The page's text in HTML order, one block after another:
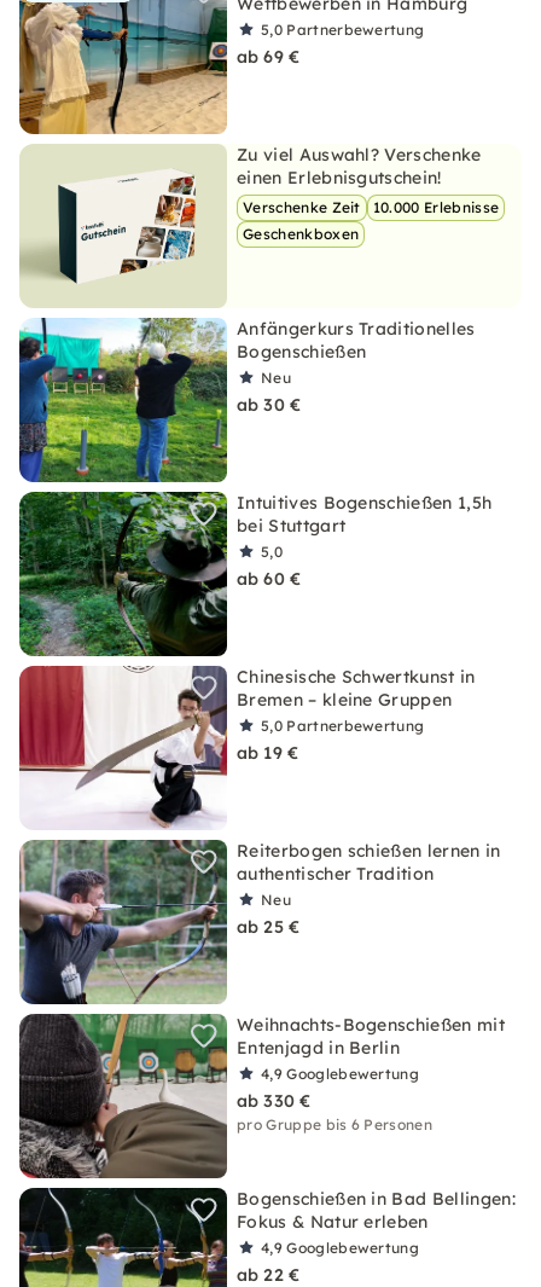
5,0 Partnerbewertung
ab 69 €
Zu viel Auswahl? Verschenke
einen Erlebnisgutschein!
Verschenke Zeit
10.000 Erlebnisse
Geschenkboxen
Anfängerkurs Traditionelles
Bogenschießen
Neu
ab 30 €
Intuitives Bogenschießen 1,5h
bei Stuttgart
5,0
ab 60 €
Chinesische Schwertkunst in
Bremen – kleine Gruppen
5,0 Partnerbewertung
ab 19 €
Reiterbogen schießen lernen in
authentischer Tradition
Neu
ab 25 €
Weihnachts-Bogenschießen mit
Entenjagd in Berlin
4,9Googlebewertung
ab 330 €
pro Gruppe bis 6 Personen
Bogenschießen in Bad Bellingen:
Fokus & Natur erleben
4,9Googlebewertung
ab 22 €